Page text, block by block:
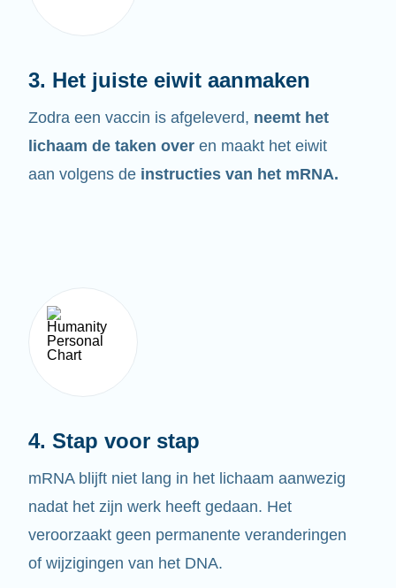
3. Het juiste eiwit aanmaken
Zodra een vaccin is afgeleverd, neemt het
lichaam de taken over en maakt het eiwit
aan volgens de instructies van het mRNA.
4. Stap voor stap
mRNA blijft niet lang in het lichaam aanwezig
nadat het zijn werk heeft gedaan. Het
veroorzaakt geen permanente veranderingen
of wijzigingen van het DNA.